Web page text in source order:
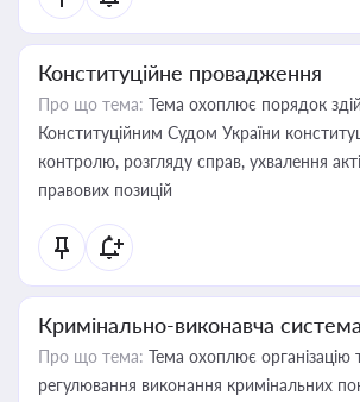
Конституційне провадження
Про що тема: Тема охоплює порядок
Конституційним Судом України
контролю, розгляду справ, ухвалення
правових позицій
Кримінально-виконавча система
Про що тема: Тема охоплює організацію
регулювання виконання кримінальних